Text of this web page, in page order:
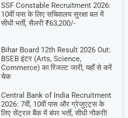
SSF Constable Recruitment 2026:
10वीं पास के लिए सचिवालय सुरक्षा बल में
सीधी भर्ती, सैलरी ₹63,200/-
Bihar Board 12th Result 2026 Out:
BSEB इंटर (Arts, Science,
Commerce) का रिजल्ट जारी, यहाँ से करें
चेक
Central Bank of India Recruitment
2026: 7वीं, 10वीं पास और ग्रेजुएट्स के
लिए सेंट्रल बैंक में बंपर भर्ती, सीधी नौकरी!